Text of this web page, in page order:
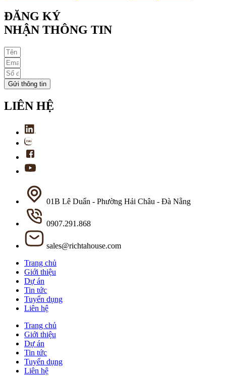
ĐĂNG KÝ
NHẬN THÔNG TIN
Gửi thông tin
LIÊN HỆ
01B Lê Duẩn - Phường Hải Châu - Đà Nẵng
0907.291.868
sales@richtahouse.com
Trang chủ
Giới thiệu
Dự án
Tin tức
Tuyển dụng
Liên hệ
Trang chủ
Giới thiệu
Dự án
Tin tức
Tuyển dụng
Liên hệ